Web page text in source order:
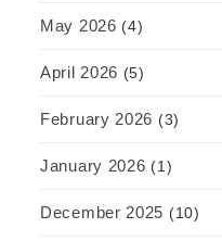
May 2026 (4)
April 2026 (5)
February 2026 (3)
January 2026 (1)
December 2025 (10)